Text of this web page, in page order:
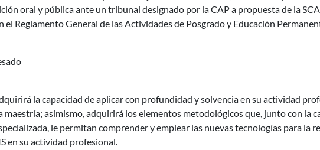
oral y pública ante un tribunal designado por la CAP a propuesta de la
el Reglamento General de las Actividades de Posgrado y Educación
la capacidad de aplicar con profundidad y solvencia en su actividad
maestría; asimismo, adquirirá los elementos metodológicos que, junto con la
le permitan comprender y emplear las nuevas tecnologías para la
en su actividad profesional.